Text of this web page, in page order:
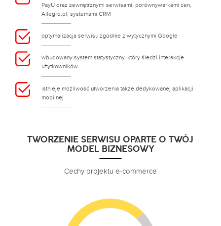
PayU oraz zewnętrznymi serwisami, porównywarkami cen,
Allegro.pl, systemami CRM
optymalizacja serwisu zgodnie z wytycznymi Google
wbudowany system statystyczny, który śledzi interakcje
użytkowników
istnieje możliwość utworzenia także dedykowanej aplikacji
mobilnej
TWORZENIE SERWISU OPARTE O TWÓJ
MODEL BIZNESOWY
Cechy projektu e-commerce